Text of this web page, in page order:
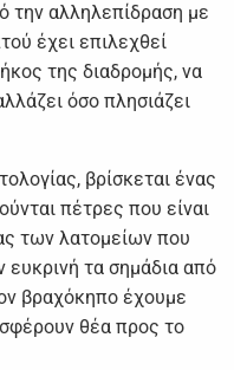
την αλληλεπίδραση με
έχει επιλεχθεί
της διαδρομής, να
όσο πλησιάζει
βρίσκεται ένας
πέτρες που είναι
των λατομείων που
ευκρινή τα σημάδια από
βραχόκηπο έχουμε
θέα προς το